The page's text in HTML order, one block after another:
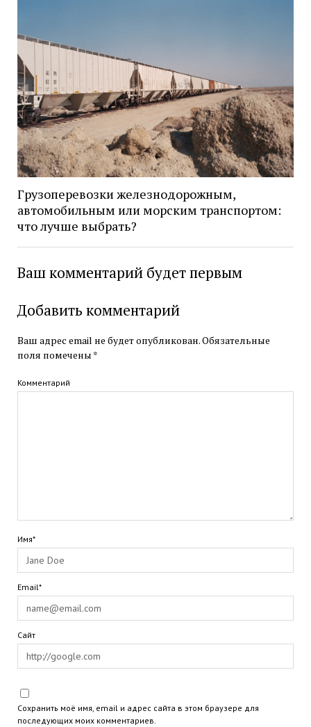
Грузоперевозки железнодорожным,
автомобильным или морским транспортом:
что лучше выбрать?
Ваш комментарий будет первым
Добавить комментарий
Ваш адрес email не будет опубликован.Обязательные
поля помечены *
Комментарий
Имя*
Email*
Сайт
Сохранить моё имя, email и адрес сайта в этом браузере для
последующих моих комментариев.